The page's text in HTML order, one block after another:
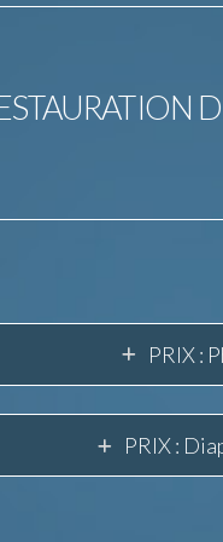
PRIX :
PRIX :